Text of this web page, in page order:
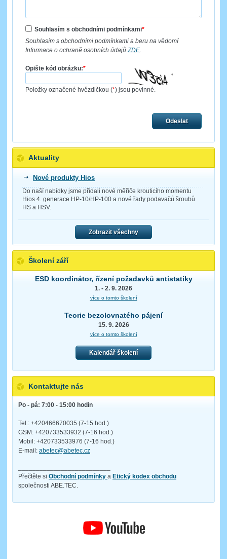
Souhlasím s obchodními podmínkami*
Souhlasím s obchodními podmínkami a beru na vědomí
Informace o ochraně osobních údajů ZDE
Opište kód obrázku:*
Položky označené hvězdičkou (*) jsou povinné.
Odeslat
Aktuality
Nové produkty Hios
Do naší nabídky jsme přidali nové měřiče krouticího momentu
Hios 4. generace HP-10/HP-100 a nové řady podavačů šroubů
HS a HSV.
Zobrazit všechny
Školení září
ESD koordinátor, řízení požadavků antistatiky
1. - 2. 9. 2026
více o tomto školení
Teorie bezolovnatého pájení
15. 9. 2026
více o tomto školení
Kalendář školení
Kontaktujte nás
Po - pá: 7:00 - 15:00 hodin
Tel.: +420466670035 (7-15 hod.)
GSM: +420733533932 (7-16 hod.)
Mobil: +420733533976 (7-16 hod.)
E-mail: abetec@abetec.cz
Přečtěte si Obchodní podmínky a Etický kodex obchodu
společnosti ABE.TEC.